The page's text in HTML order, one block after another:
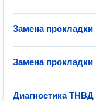
Замена
Замена прокладки
Диагностика ТНВД